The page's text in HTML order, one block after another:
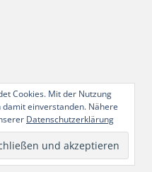
Cookies. Mit der Nutzung
einverstanden. Nähere
Datenschutzerklärung